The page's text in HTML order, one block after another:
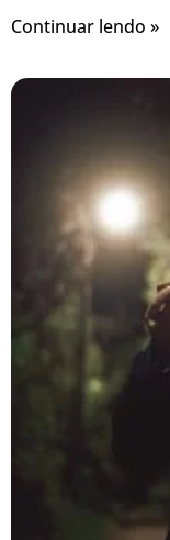
Continuar lendo »